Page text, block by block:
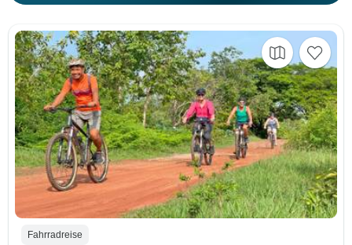
Fahrradreise